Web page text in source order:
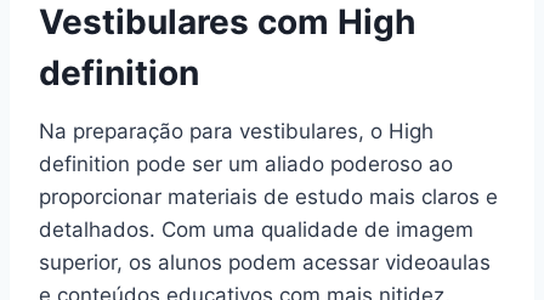
Vestibulares com High
definition
Na preparação para vestibulares, o High
definition pode ser um aliado poderoso ao
proporcionar materiais de estudo mais claros e
detalhados. Com uma qualidade de imagem
superior, os alunos podem acessar videoaulas
e conteúdos educativos com mais nitidez,